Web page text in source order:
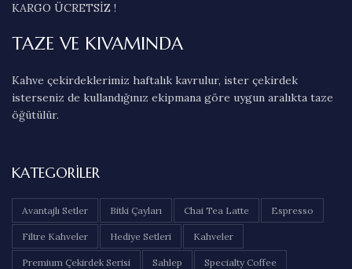
KARGO ÜCRETSİZ !
TAZE VE KIVAMINDA
Kahve çekirdeklerimiz haftalık kavrulur, ister çekirdek
isterseniz de kullandığınız ekipmana göre uygun aralıkta taze
öğütülür.
KATEGORILER
Avantajlı Setler Bitki Çayları Chai Tea Latte Espresso
Filtre Kahveler Hediye Setleri Kahveler
Premium Çekirdek Serisi Sahlep Specialty Coffee